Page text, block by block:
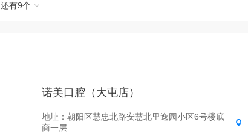
还有9个
诺美口腔（大屯店）
地址：朝阳区慧忠北路安慧北里逸园小区6号楼底
商一层